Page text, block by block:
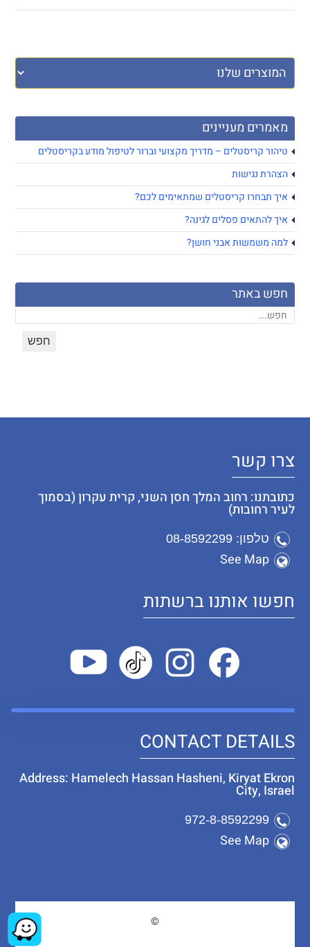
מאמרים מעניינים
טיהור קריסטלים – מדריך מקצועי וברור לטיפול מודע בקריסטלים
הצהרת נגישות
איך תבחרו קריסטלים שמתאימים לכם?
איך להתאים פסלים לגינה?
למה משמשות אבני חושן?
חפש באתר
צרו קשר
כתובתנו: רחוב המלך חסן השני, קרית עקרון (בסמוך
לעיר רחובות)
טלפון: 08-8592299
See Map
חפשו אותנו ברשתות
CONTACT DETAILS
Address: Hamelech Hassan Hasheni, Kiryat Ekron
City, Israel
972-8-8592299
See Map
©